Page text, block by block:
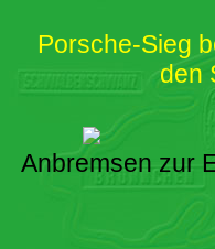
Porsche-Sieg
den
Anbremsen zur